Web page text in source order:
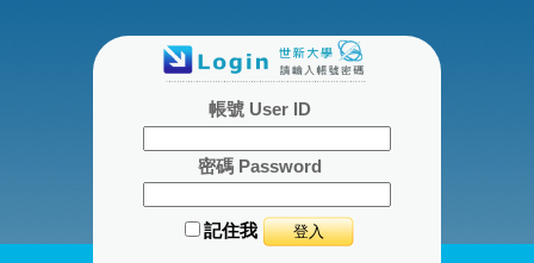
帳號 User ID
密碼 Password
記住我